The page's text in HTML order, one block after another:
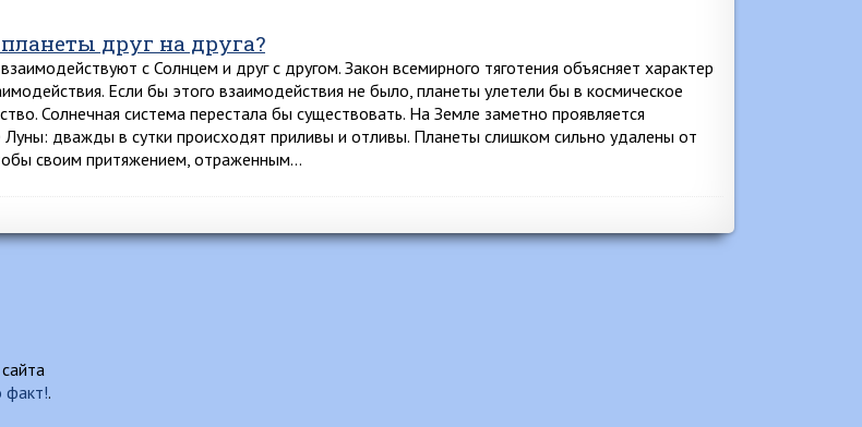
друг на друга?
с Солнцем и друг с другом. Закон всемирного тяготения объясняет характер
Если бы этого взаимодействия не было, планеты улетели бы в космическое
Солнечная система перестала бы существовать. На Земле заметно проявляется
Луны: дважды в сутки происходят приливы и отливы. Планеты слишком сильно удалены от
своим притяжением, отраженным…
факт!.